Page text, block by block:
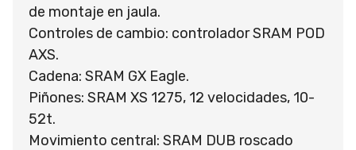
de montaje en jaula.
Controles de cambio: controlador SRAM POD
AXS.
Cadena: SRAM GX Eagle.
Piñones: SRAM XS 1275, 12 velocidades, 10-
52t.
Movimiento central: SRAM DUB roscado